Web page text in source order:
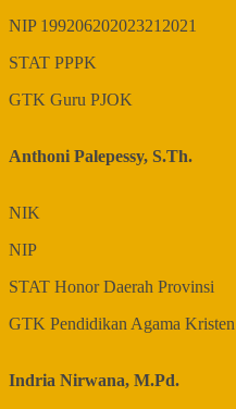
NIP 199206202023212021
STAT PPPK
GTK Guru PJOK
Anthoni Palepessy, S.Th.
NIK
NIP
STAT Honor Daerah Provinsi
GTK Pendidikan Agama Kristen
Indria Nirwana, M.Pd.